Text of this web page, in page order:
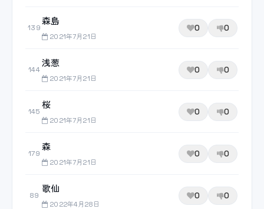
139
森島
2021年7月21日
0 0
144
浅葱
2021年7月21日
0 0
145
桜
2021年7月21日
0 0
179
森
2021年7月21日
0 0
89
歌仙
2022年4月28日
0 0